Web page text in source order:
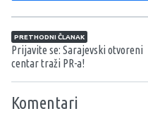
Navigacija članaka
PRETHODNI ČLANAK
Prijavite se: Sarajevski otvoreni
centar traži PR-a!
Komentari